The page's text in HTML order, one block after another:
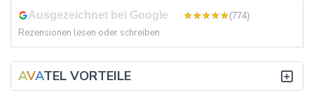
Ausgezeichnet bei Google (774)
Rezensionen lesen oder schreiben
AVATEL VORTEILE